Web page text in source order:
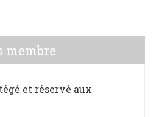
membre
et réservé aux